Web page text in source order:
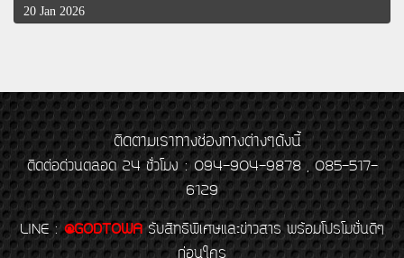
20 Jan 2026
ติดตามเราทางช่องทางต่างๆดังนี้
ติดต่อด่วนตลอด 24 ชั่วโมง : 094-904-9878 , 085-517-
6129
LINE : @GODTOWA รับสิทธิพิเศษและข่าวสาร พร้อมโปรโมชั่นดีๆ
ก่อนใคร